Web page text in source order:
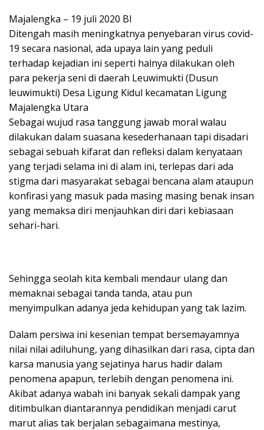
Majalengka – 19 juli 2020 BI
Ditengah masih meningkatnya penyebaran virus covid-
19 secara nasional, ada upaya lain yang peduli
terhadap kejadian ini seperti halnya dilakukan oleh
para pekerja seni di daerah Leuwimukti (Dusun
leuwimukti) Desa Ligung Kidul kecamatan Ligung
Majalengka Utara
Sebagai wujud rasa tanggung jawab moral walau
dilakukan dalam suasana kesederhanaan tapi disadari
sebagai sebuah kifarat dan refleksi dalam kenyataan
yang terjadi selama ini di alam ini, terlepas dari ada
stigma dari masyarakat sebagai bencana alam ataupun
konfirasi yang masuk pada masing masing benak insan
yang memaksa diri menjauhkan diri dari kebiasaan
sehari-hari.
Sehingga seolah kita kembali mendaur ulang dan
memaknai sebagai tanda tanda, atau pun
menyimpulkan adanya jeda kehidupan yang tak lazim.
Dalam persiwa ini kesenian tempat bersemayamnya
nilai nilai adiluhung, yang dihasilkan dari rasa, cipta dan
karsa manusia yang sejatinya harus hadir dalam
penomena apapun, terlebih dengan penomena ini.
Akibat adanya wabah ini banyak sekali dampak yang
ditimbulkan diantarannya pendidikan menjadi carut
marut alias tak berjalan sebagaimana mestinya,